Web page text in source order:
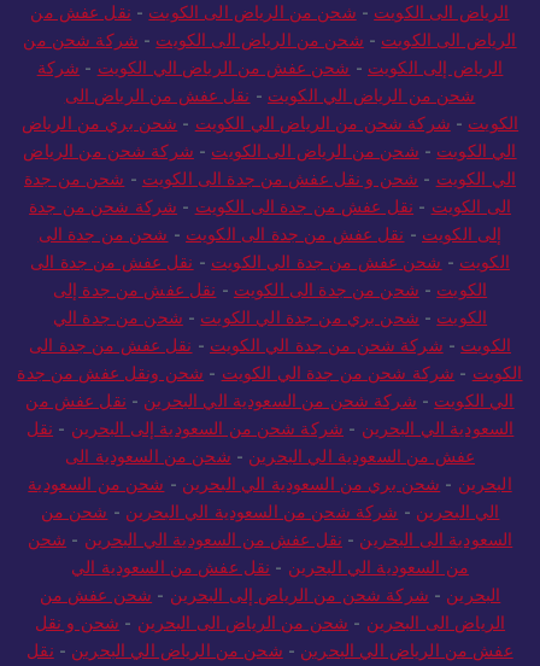
الرياض الى الكويت - شحن من الرياض الى الكويت - نقل عفش من
الرياض الى الكويت - شحن من الرياض الى الكويت - شركة شحن من
الرياض إلى الكويت - شحن عفش من الرياض الي الكويت - شركة
شحن من الرياض الي الكويت - نقل عفش من الرياض الى
الكويت - شركة شحن من الرياض الي الكويت - شحن بري من الرياض
الي الكويت - شحن من الرياض الى الكويت - شركة شحن من الرياض
الي الكويت - شحن و نقل عفش من جدة الى الكويت - شحن من جدة
الى الكويت - نقل عفش من جدة الى الكويت - شركة شحن من جدة
إلى الكويت - نقل عفش من جدة الى الكويت - شحن من جدة الى
الكويت - شحن عفش من جدة الي الكويت - نقل عفش من جدة الى
الكويت - شحن من جدة الى الكويت - نقل عفش من جدة إلى
الكويت - شحن بري من جدة الي الكويت - شحن من جدة الي
الكويت - شركة شحن من جدة الي الكويت - نقل عفش من جدة الى
الكويت - شركة شحن من جدة الي الكويت - شحن ونقل عفش من جدة
الي الكويت - شركة شحن من السعودية الي البحرين - نقل عفش من
السعودية الي البحرين - شركة شحن من السعودية إلى البحرين - نقل
عفش من السعودية الي البحرين - شحن من السعودية الى
البحرين - شحن بري من السعودية الي البحرين - شحن من السعودية
الي البحرين - شركة شحن من السعودية الي البحرين - شحن من
السعودية الى البحرين - نقل عفش من السعودية الي البحرين - شحن
من السعودية الي البحرين - نقل عفش من السعودية الي
البحرين - شركة شحن من الرياض إلى البحرين - شحن عفش من
الرياض الى البحرين - شحن من الرياض الى البحرين - شحن و نقل
عفش من الرياض الي البحرين - شحن من الرياض الي البحرين - نقل